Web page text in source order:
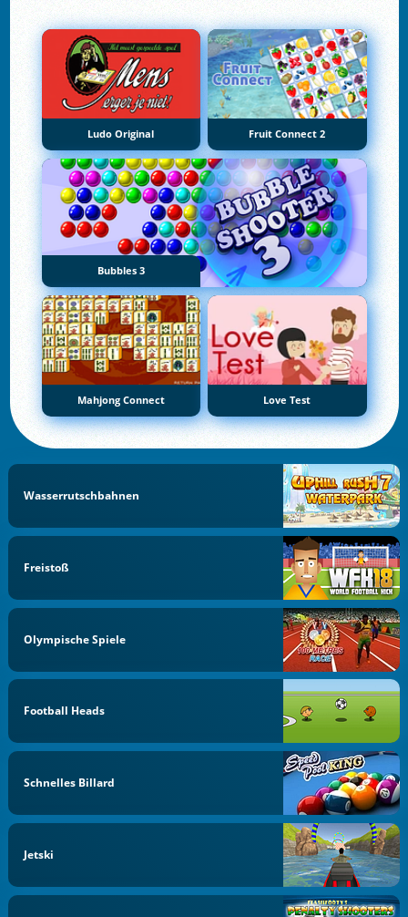
Ludo Original Fruit Connect 2
Bubbles 3
Mahjong Connect Love Test
Wasserrutschbahnen
Freistoß
Olympische Spiele
Football Heads
Schnelles Billard
Jetski